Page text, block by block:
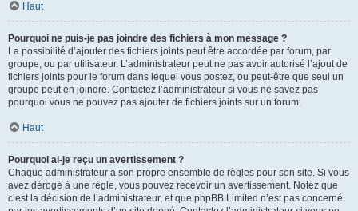
Haut
Pourquoi ne puis-je pas joindre des fichiers à mon message ?
La possibilité d’ajouter des fichiers joints peut être accordée par forum, par
groupe, ou par utilisateur. L’administrateur peut ne pas avoir autorisé l’ajout de
fichiers joints pour le forum dans lequel vous postez, ou peut-être que seul un
groupe peut en joindre. Contactez l’administrateur si vous ne savez pas
pourquoi vous ne pouvez pas ajouter de fichiers joints sur un forum.
Haut
Pourquoi ai-je reçu un avertissement ?
Chaque administrateur a son propre ensemble de règles pour son site. Si vous
avez dérogé à une règle, vous pouvez recevoir un avertissement. Notez que
c’est la décision de l’administrateur, et que phpBB Limited n’est pas concerné